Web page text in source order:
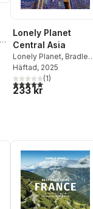
Lonely Planet
Central Asia
Lonely Planet, Bradley
Mayhew,Mark Elliott
Anna Kaminski
Stephen Lioy
Häftad, 2025
5,0utav 5 stjärnor.
(1)
233 kr